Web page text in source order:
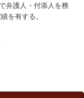
弁護人・付添人を務
を有する。